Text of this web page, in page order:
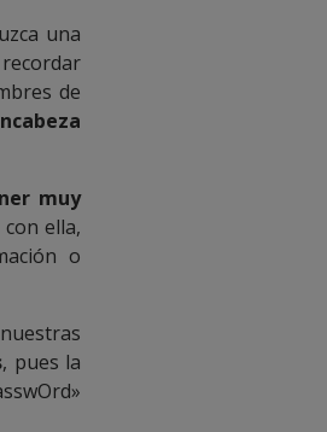
una
de
muy
ella,
o
, pues la